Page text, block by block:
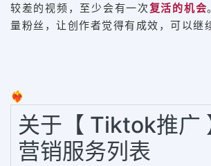
较差的视频，至少会有一次复活的机会
量粉丝，让创作者觉得有成效，可以继
❤️‍🔥
关于【 Tiktok推广
营销服务列表